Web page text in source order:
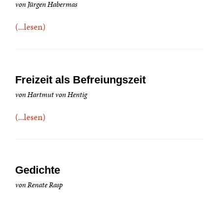
von Jürgen Habermas
(...lesen)
Freizeit als Befreiungszeit
von Hartmut von Hentig
(...lesen)
Gedichte
von Renate Rasp